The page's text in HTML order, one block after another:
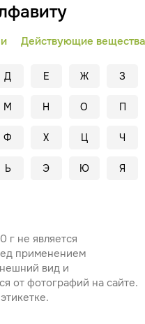
Действующие вещества
Д Е Ж З
М Н О П
Ф Х Ц Ч
Ь Э Ю Я
г не является
применением
вид и
от фотографий на сайте.